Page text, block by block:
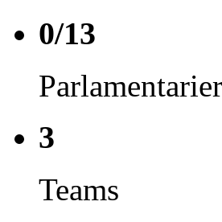
0/13
3
Teams